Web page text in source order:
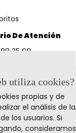
De Atención
25 99
utiliza cookies?
propias y de
el análisis de la
los usuarios. Si
consideramos